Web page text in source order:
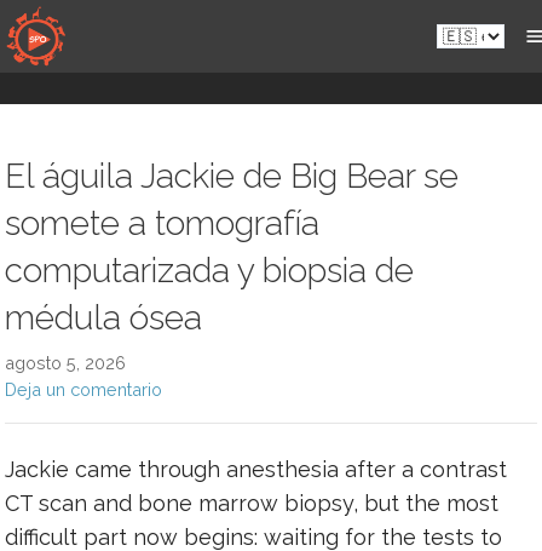
Saltar
al
contenido
Es.sportsmansparadiseonline.com
El águila Jackie de Big Bear se
somete a tomografía
computarizada y biopsia de
médula ósea
agosto 5, 2026
Deja un comentario
Jackie came through anesthesia after a contrast
CT scan and bone marrow biopsy, but the most
difficult part now begins: waiting for the tests to